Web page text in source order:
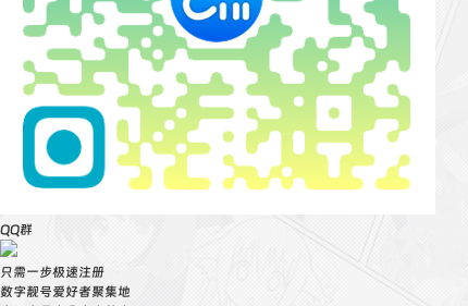
QQ群
只需一步极速注册
数字靓号爱好者聚集地